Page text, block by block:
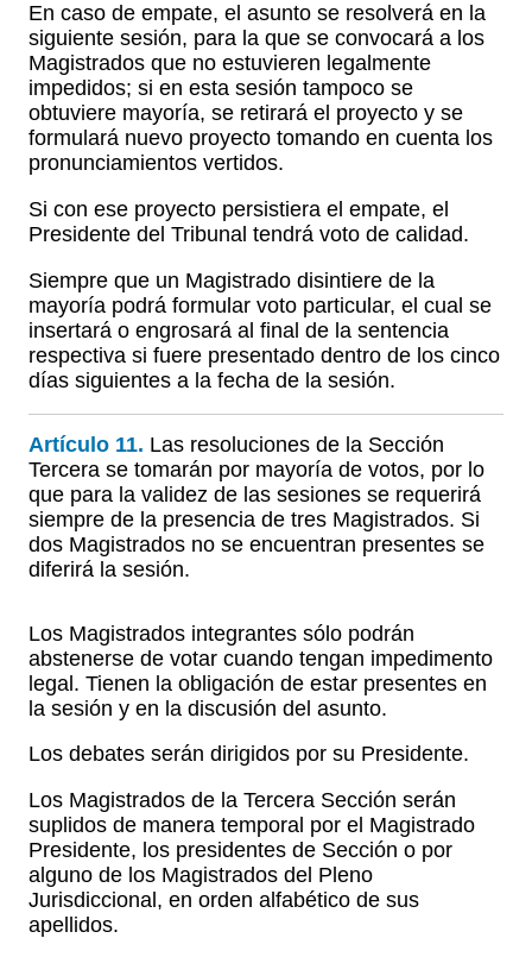
En caso de empate, el asunto se resolverá en la
siguiente sesión, para la que se convocará a los
Magistrados que no estuvieren legalmente
impedidos; si en esta sesión tampoco se
obtuviere mayoría, se retirará el proyecto y se
formulará nuevo proyecto tomando en cuenta los
pronunciamientos vertidos.
Si con ese proyecto persistiera el empate, el
Presidente del Tribunal tendrá voto de calidad.
Siempre que un Magistrado disintiere de la
mayoría podrá formular voto particular, el cual se
insertará o engrosará al final de la sentencia
respectiva si fuere presentado dentro de los cinco
días siguientes a la fecha de la sesión.
Artículo 11. Las resoluciones de la Sección
Tercera se tomarán por mayoría de votos, por lo
que para la validez de las sesiones se requerirá
siempre de la presencia de tres Magistrados. Si
dos Magistrados no se encuentran presentes se
diferirá la sesión.
Los Magistrados integrantes sólo podrán
abstenerse de votar cuando tengan impedimento
legal. Tienen la obligación de estar presentes en
la sesión y en la discusión del asunto.
Los debates serán dirigidos por su Presidente.
Los Magistrados de la Tercera Sección serán
suplidos de manera temporal por el Magistrado
Presidente, los presidentes de Sección o por
alguno de los Magistrados del Pleno
Jurisdiccional, en orden alfabético de sus
apellidos.